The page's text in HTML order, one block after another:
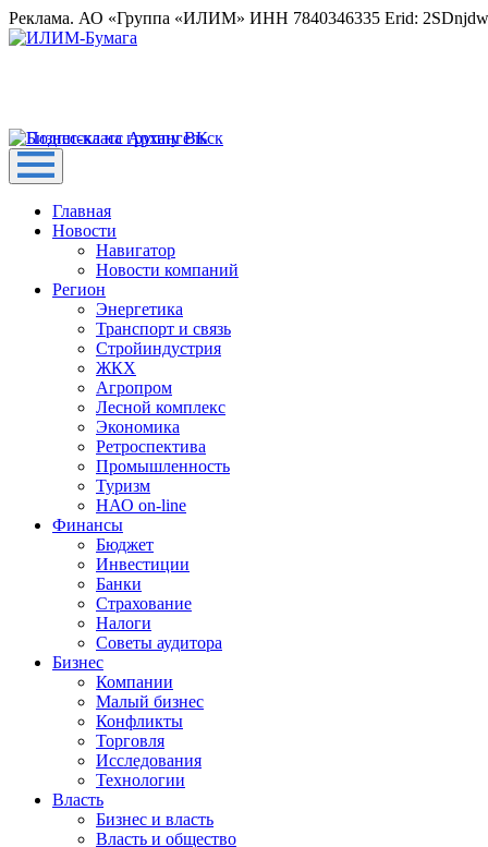
Реклама. АО «Группа «ИЛИМ» ИНН 7840346335 Erid:
Главная
Новости
Навигатор
Новости компаний
Регион
Энергетика
Транспорт и связь
Стройиндустрия
ЖКХ
Агропром
Лесной комплекс
Экономика
Ретроспектива
Промышленность
Туризм
НАО on-line
Финансы
Бюджет
Инвестиции
Банки
Страхование
Налоги
Советы аудитора
Бизнес
Компании
Малый бизнес
Конфликты
Торговля
Исследования
Технологии
Власть
Бизнес и власть
Власть и общество